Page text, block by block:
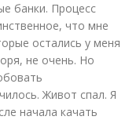
банки. Процесс
что мне
остались у меня
не очень. Но
Живот спал. Я
начала качать